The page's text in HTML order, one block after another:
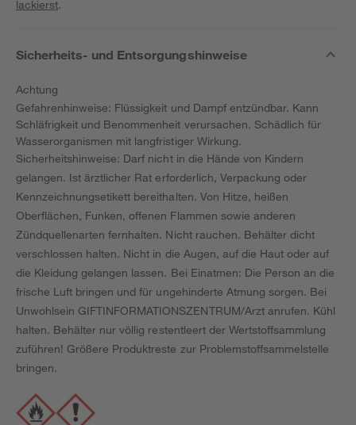
lackierst.
Sicherheits- und Entsorgungshinweise
Achtung
Gefahrenhinweise: Flüssigkeit und Dampf entzündbar. Kann
Schläfrigkeit und Benommenheit verursachen. Schädlich für
Wasserorganismen mit langfristiger Wirkung.
Sicherheitshinweise: Darf nicht in die Hände von Kindern
gelangen. Ist ärztlicher Rat erforderlich, Verpackung oder
Kennzeichnungsetikett bereithalten. Von Hitze, heißen
Oberflächen, Funken, offenen Flammen sowie anderen
Zündquellenarten fernhalten. Nicht rauchen. Behälter dicht
verschlossen halten. Nicht in die Augen, auf die Haut oder auf
die Kleidung gelangen lassen. Bei Einatmen: Die Person an die
frische Luft bringen und für ungehinderte Atmung sorgen. Bei
Unwohlsein GIFTINFORMATIONSZENTRUM/Arzt anrufen. Kühl
halten. Behälter nur völlig restentleert der Wertstoffsammlung
zuführen! Größere Produktreste zur Problemstoffsammelstelle
bringen.